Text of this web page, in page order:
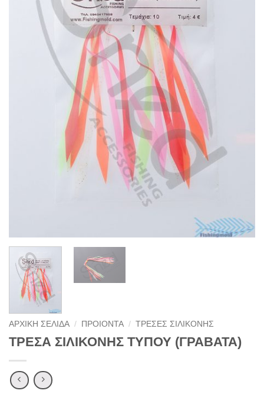
ΑΡΧΙΚΉ ΣΕΛΊΔΑ / ΠΡΟΙΟΝΤΑ / ΤΡΕΣΕΣ ΣΙΛΙΚΟΝΗΣ
ΤΡΕΣΑ ΣΙΛΙΚΟΝΗΣ ΤΥΠΟΥ (ΓΡΑΒΑΤΑ)